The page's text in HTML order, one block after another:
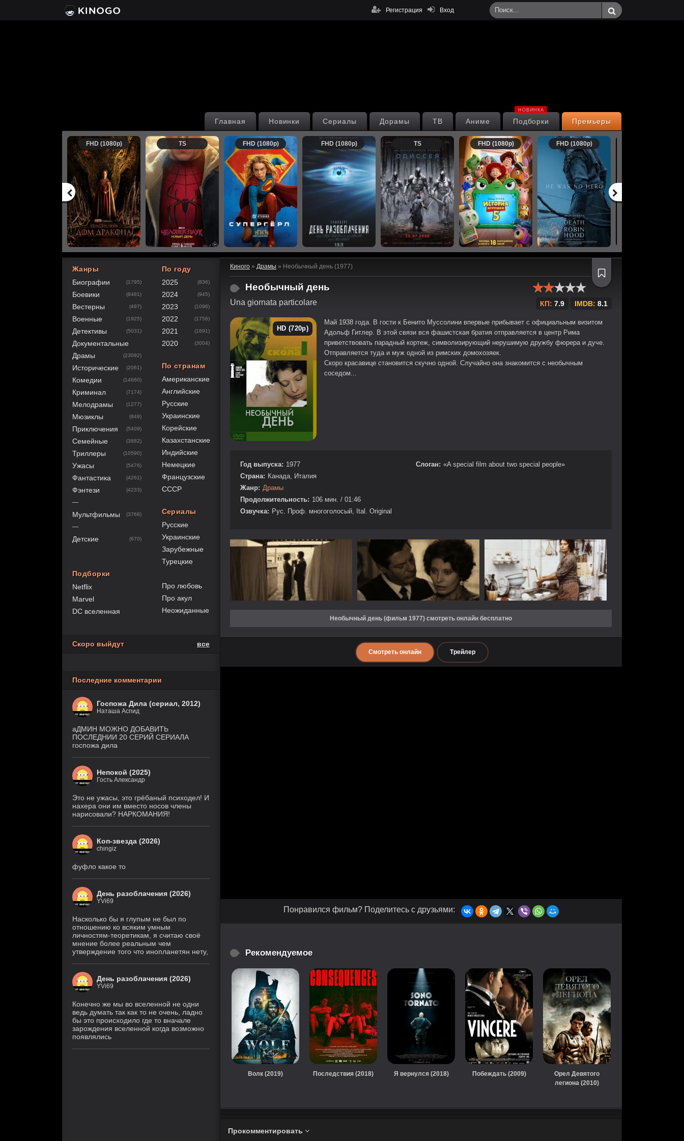
Вход
Регистрация
Премьеры
Подборки
НОВИНКА
Аниме
ТВ
Дорамы
Сериалы
Новинки
Главная
FHD (1080p) TS FHD (1080p) FHD (1080p) TS FHD (1080p) FHD (1080p)
Киного » Драмы » Необычный день (1977)
Необычный день
Una giornata particolare
40
1 2 3 4
КП: 7.9 IMDB: 8.1
HD (720p)
Май 1938 года. В гости к Бенито Муссолини впервые прибывает с официальным визитом
Адольф Гитлер. В этой связи вся фашистская братия отправляется в центр Рима
приветствовать парадный кортеж, символизирующий нерушимую дружбу фюрера и дуче.
Отправляется туда и муж одной из римских домохозяек.
Скоро красавице становится скучно одной. Случайно она знакомится с необычным
соседом...
Год выпуска: 1977
Страна: Канада, Италия
Жанр: Драмы
Продолжительность: 106 мин. / 01:46
Озвучка: Рус. Проф. многоголосый, Ital. Original
Слоган: «A special film about two special people»
Необычный день (фильм 1977) смотреть онлайн бесплатно
Смотреть онлайн Трейлер
Понравился фильм? Поделитесь с друзьями:
Рекомендуемое
Волк (2019) Последствия (2018) Я вернулся (2018) Побеждать (2009)
Орел Девятого
легиона (2010)
Прокомментировать
Жанры
Биографии
(1795)
Боевики (8481)
Вестерны (497)
Военные (1925)
Детективы (5031)
Документальные
Драмы
(23092)
Исторические (2061)
Комедии (14660)
Криминал (7174)
Мелодрамы (1277)
Мюзиклы (849)
Приключения (5409)
Семейные (3882)
Триллеры (10590)
Ужасы (5476)
Фантастика (4261)
Фэнтези (4233)
—
Мультфильмы (3768)
—
Детские (670)
Подборки
Netflix
Marvel
DC вселенная
По году
2025
(836)
2024 (945)
2023 (1096)
2022 (1756)
2021 (1891)
2020 (3004)
По странам
Американские
Английские
Русские
Украинские
Корейские
Казахстанские
Индийские
Немецкие
Французские
СССР
Сериалы
Русские
Украинские
Зарубежные
Турецкие
Про любовь
Про акул
Неожиданные
Скоро выйдут все
Последние комментарии
Госпожа Дила (сериал, 2012)
Наташа Аспид
аДМИН МОЖНО ДОБАВИТЬ
ПОСЛЕДНИИ 20 СЕРИЙ СЕРИАЛА
госпожа дила
Непокой (2025)
Гость Александр
Это не ужасы, это грёбаный психодел! И
нахера они им вместо носов члены
нарисовали? НАРКОМАНИЯ!
Коп-звезда (2026)
chingiz
фуфло какое то
День разоблачения (2026)
YVi69
Насколько бы я глупым не был по
отношению ко всяким умным
личностям-теоретикам, я считаю своё
мнение более реальным чем
утверждение того что инопланетян нету,
День разоблачения (2026)
YVi69
Конечно же мы во вселенной не одни
ведь думать так как то не очень, ладно
бы это происходило где то вначале
зарождения вселенной когда возможно
появлялись